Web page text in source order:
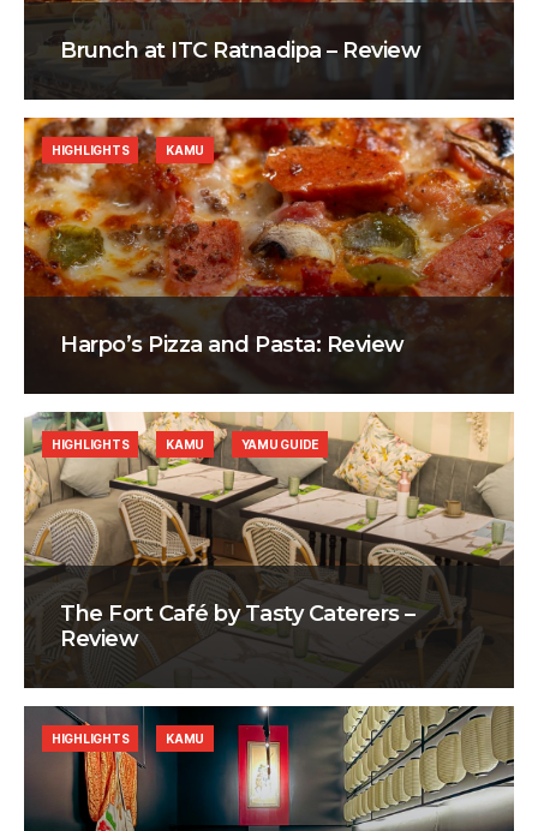
Brunch at ITC Ratnadipa – Review
Harpo’s Pizza and Pasta: Review
HIGHLIGHTS KAMU
The Fort Café by Tasty Caterers –
Review
HIGHLIGHTS KAMU YAMU GUIDE
HIGHLIGHTS KAMU